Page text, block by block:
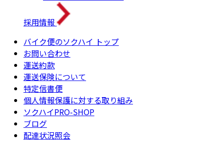
採用情報
バイク便のソクハイ トップ
お問い合わせ
運送約款
運送保険について
特定信書便
個人情報保護に対する取り組み
ソクハイPRO-SHOP
ブログ
配達状況照会